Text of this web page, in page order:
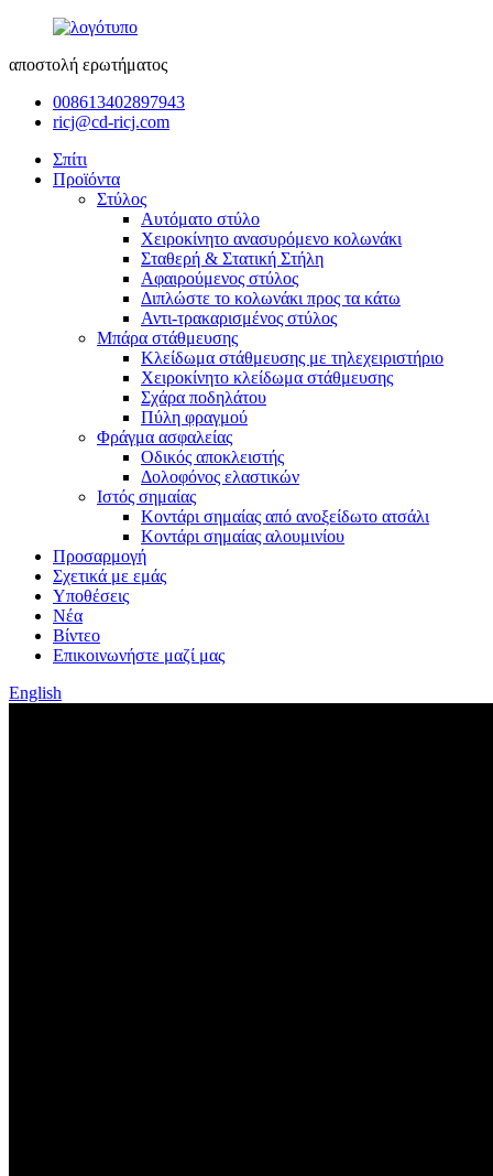
αποστολή ερωτήματος
008613402897943
ricj@cd-ricj.com
Σπίτι
Προϊόντα
Στύλος
Αυτόματο στύλο
Χειροκίνητο ανασυρόμενο κολωνάκι
Σταθερή & Στατική Στήλη
Αφαιρούμενος στύλος
Διπλώστε το κολωνάκι προς τα κάτω
Αντι-τρακαρισμένος στύλος
Μπάρα στάθμευσης
Κλείδωμα στάθμευσης με τηλεχειριστήριο
Χειροκίνητο κλείδωμα στάθμευσης
Σχάρα ποδηλάτου
Πύλη φραγμού
Φράγμα ασφαλείας
Οδικός αποκλειστής
Δολοφόνος ελαστικών
Ιστός σημαίας
Κοντάρι σημαίας από ανοξείδωτο ατσάλι
Κοντάρι σημαίας αλουμινίου
Προσαρμογή
Σχετικά με εμάς
Υποθέσεις
Νέα
Βίντεο
Επικοινωνήστε μαζί μας
English